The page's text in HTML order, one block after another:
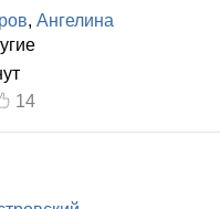
, Ангелина
14